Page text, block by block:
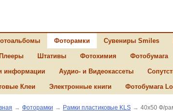
Фоторамки Сувениры Smiles
Штативы Фотохимия Фотобумага
информации Аудио- и Видеокассеты
Клеи Электронные книги Фотобумага
→ Фоторамки → Рамки пластиковые KLS → 40х50 Ф/